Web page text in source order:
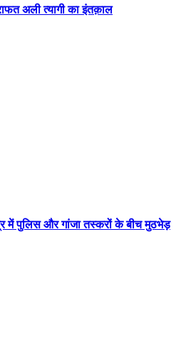
अली त्यागी का इंतक़ाल
में पुलिस और गांजा तस्करों के बीच मुठभेड़